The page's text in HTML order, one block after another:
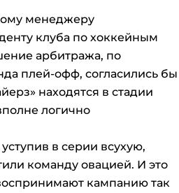
менеджеру
клуба по хоккейным
арбитража, по
плей-офф, согласились бы
находятся в стадии
логично
в серии всухую,
команду овацией. И это
кампанию так